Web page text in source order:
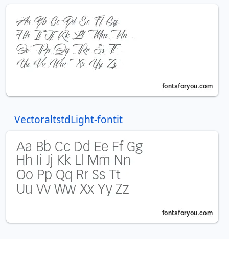
VectoraltstdLight-fontit